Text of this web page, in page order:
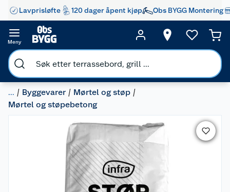
Lavprisløfte 120 dager åpent kjøp Obs BYGG Montering
Meny
... Byggevarer
Mørtel og støp
Mørtel og støpebetong